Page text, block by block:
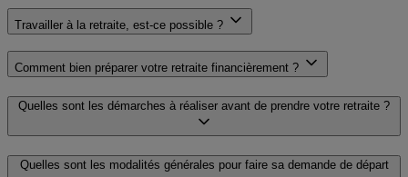
Travailler à la retraite, est-ce possible ?
Comment bien préparer votre retraite financièrement ?
Quelles sont les démarches à réaliser avant de prendre votre retraite ?
Quelles sont les modalités générales pour faire sa demande de départ